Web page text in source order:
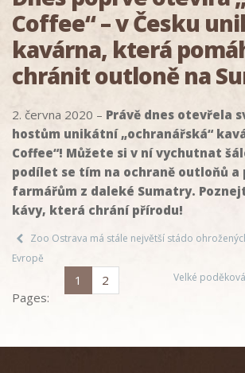
Coffee“ – v Česku
kavárna, která
chránit outloně na
2. června 2020 – Právě dnes otevřela
hostům unikátní „ochranářská“
Coffee“! Můžete si v ní vychutnat
podílet se tím na ochraně outloňů a
farmářům z daleké Sumatry.
kávy, která chrání přírodu!
Zoo Ostrava má stále největší stádo
Evropě
Velké
Pages:
1 2